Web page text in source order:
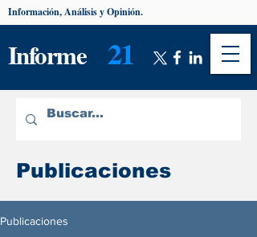
Informe 21
Información, Análisis y Opinión.
Publicaciones
Publicaciones